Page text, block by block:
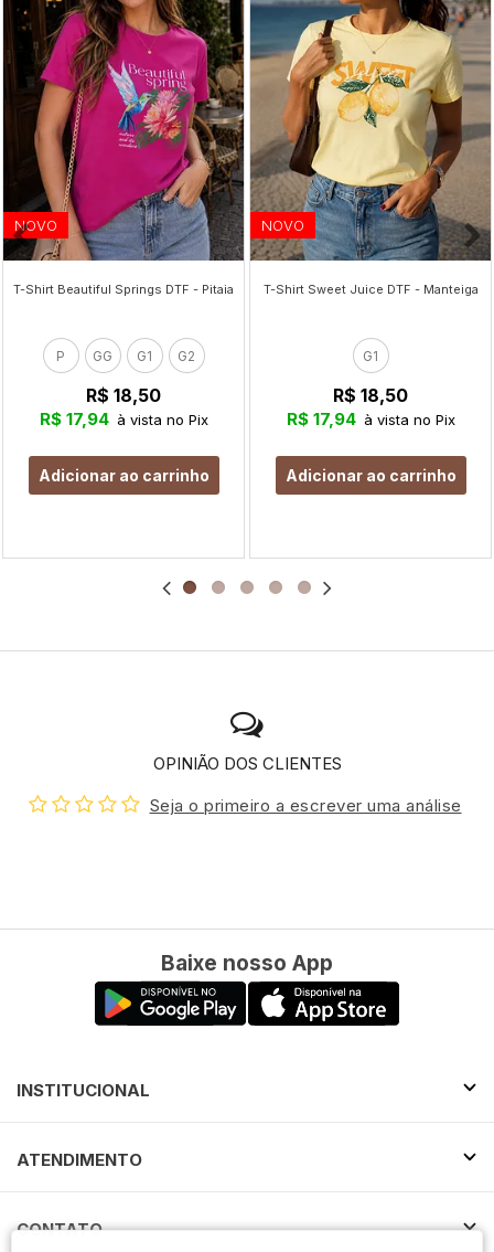
NOVO
T-Shirt Beautiful Springs DTF - Pitaia
P GG G1 G2
R$ 18,50
R$ 17,94 à vista no Pix
Adicionar ao carrinho
NOVO
T-Shirt Sweet Juice DTF - Manteiga
G1
R$ 18,50
R$ 17,94 à vista no Pix
Adicionar ao carrinho
OPINIÃO DOS CLIENTES
Seja o primeiro a escrever uma análise
Baixe nosso App
INSTITUCIONAL
ATENDIMENTO
CONTATO